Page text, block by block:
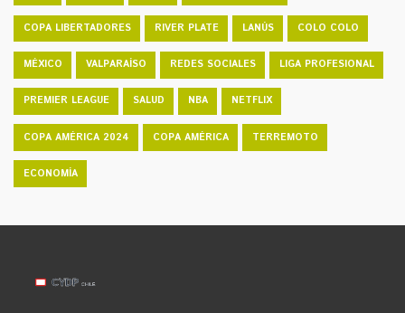
COPA LIBERTADORES RIVER PLATE LANÚS COLO COLO
MÉXICO VALPARAÍSO REDES SOCIALES LIGA PROFESIONAL
PREMIER LEAGUE SALUD NBA NETFLIX
COPA AMÉRICA 2024 COPA AMÉRICA TERREMOTO
ECONOMÍA